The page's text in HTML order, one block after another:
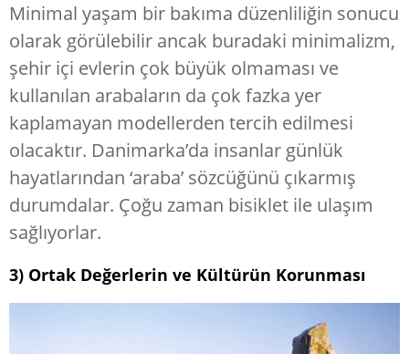
Minimal yaşam bir bakıma düzenliliğin sonucu
olarak görülebilir ancak buradaki minimalizm,
şehir içi evlerin çok büyük olmaması ve
kullanılan arabaların da çok fazka yer
kaplamayan modellerden tercih edilmesi
olacaktır. Danimarka’da insanlar günlük
hayatlarından ‘araba’ sözcüğünü çıkarmış
durumdalar. Çoğu zaman bisiklet ile ulaşım
sağlıyorlar.
3) Ortak Değerlerin ve Kültürün Korunması